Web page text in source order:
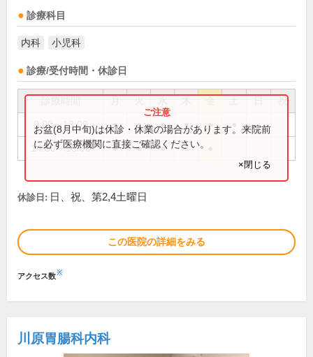
診療科目
内科 小児科
診療/受付時間・休診日
祝
9:00～13:00 ● ● ● ● ●
14:00～18:00 ● ● ● ●
お盆(8月中旬)は休診・休業の場合があります。来院前
に必ず医療機関に直接ご確認ください。
×閉じる
休診日: 日、祝、第2,4土曜日
この医院の詳細をみる
アクセス数※
川原胃腸科内科